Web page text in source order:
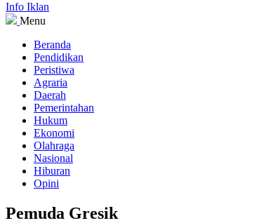
Info Iklan
Menu
Beranda
Pendidikan
Peristiwa
Agraria
Daerah
Pemerintahan
Hukum
Ekonomi
Olahraga
Nasional
Hiburan
Opini
Pemuda Gresik